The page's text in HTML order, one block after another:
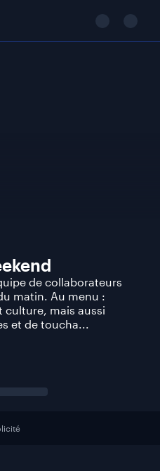
de collaborateurs
matin. Au menu :
mais aussi
et de toucha...